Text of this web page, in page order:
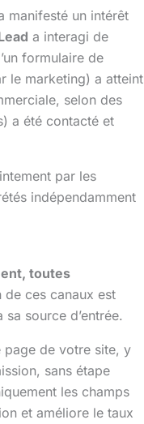
manifesté un intérêt
a interagi de
formulaire de
le marketing) a atteint
selon des
a été contacté et
par les
indépendamment
toutes
de ces canaux est
source d’entrée.
page de votre site, y
sans étape
les champs
et améliore le taux